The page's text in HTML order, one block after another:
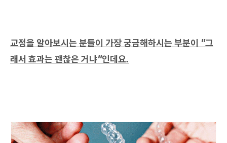
교정을 알아보시는 분들이 가장 궁금해하시는 부분이 "그
래서 효과는 괜찮은 거냐"인데요.